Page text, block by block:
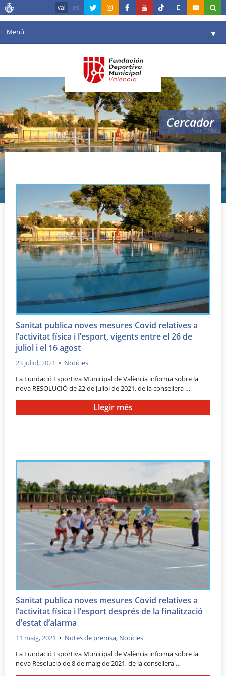
val es
Menú ▼
Agenda
Instal·lacions
Comunicació ▼
València en esport ▼
Cercador
normativa sanitaria
Sanitat publica noves mesures Covid relatives a
l’activitat física i l’esport, vigents entre el 26 de
juliol i el 16 agost
23 juliol, 2021 • Notícies
La Fundació Esportiva Municipal de València informa sobre la
nova RESOLUCIÓ de 22 de juliol de 2021, de la consellera …
Llegir més
Sanitat publica noves mesures Covid relatives a
l’activitat física i l’esport després de la finalització
d’estat d’alarma
11 maig, 2021 • Notes de premsa, Notícies
La Fundació Esportiva Municipal de València informa sobre la
nova Resolució de 8 de maig de 2021, de la consellera …